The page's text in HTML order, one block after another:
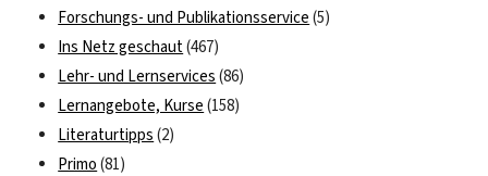
Forschungs- und Publikationsservice (5)
Ins Netz geschaut(467)
Lehr- und Lernservices (86)
Lernangebote, Kurse (158)
Literaturtipps (2)
Primo (81)